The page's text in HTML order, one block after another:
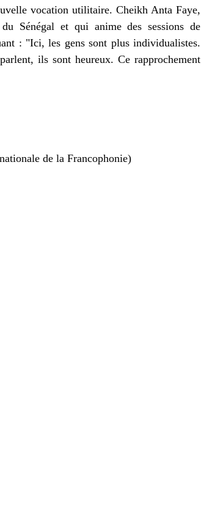
vocation utilitaire. Cheikh Anta Faye,
Sénégal et qui anime des sessions de
: "Ici, les gens sont plus individualistes.
ils sont heureux. Ce rapprochement
de la Francophonie)